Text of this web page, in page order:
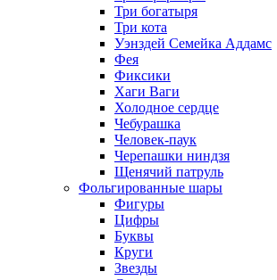
Три богатыря
Три кота
Уэнздей Семейка Аддамс
Фея
Фиксики
Хаги Ваги
Холодное сердце
Чебурашка
Человек-паук
Черепашки ниндзя
Щенячий патруль
Фольгированные шары
Фигуры
Цифры
Буквы
Круги
Звезды